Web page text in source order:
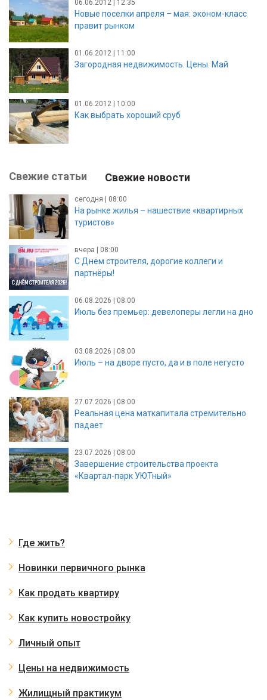
06.06.2012 | 12:35
Новые поселки апреля – мая: эконом-класс
правит рынком
01.06.2012 | 11:00
Загородная недвижимость. Цены. Май
01.06.2012 | 10:00
Как выбрать хороший сруб
Свежие статьи Свежие новости
сегодня | 08:00
На рынке жилья – нашествие «квартирных
туристов»
вчера | 08:00
С Днём строителя, дорогие коллеги и
партнёры!
06.08.2026 | 08:00
Июль без премьер: девелоперы легли на дно
03.08.2026 | 08:00
Июль – на дворе пусто, да и в поле негусто
27.07.2026 | 08:00
Реальная цена маткапитала стремительно
падает
23.07.2026 | 08:00
Завершение строительства проекта
«Квартал-парк УЮТный»
Где жить?
Новинки первичного рынка
Как продать квартиру
Как купить новостройку
Личный опыт
Цены на недвижимость
Жилищный практикум